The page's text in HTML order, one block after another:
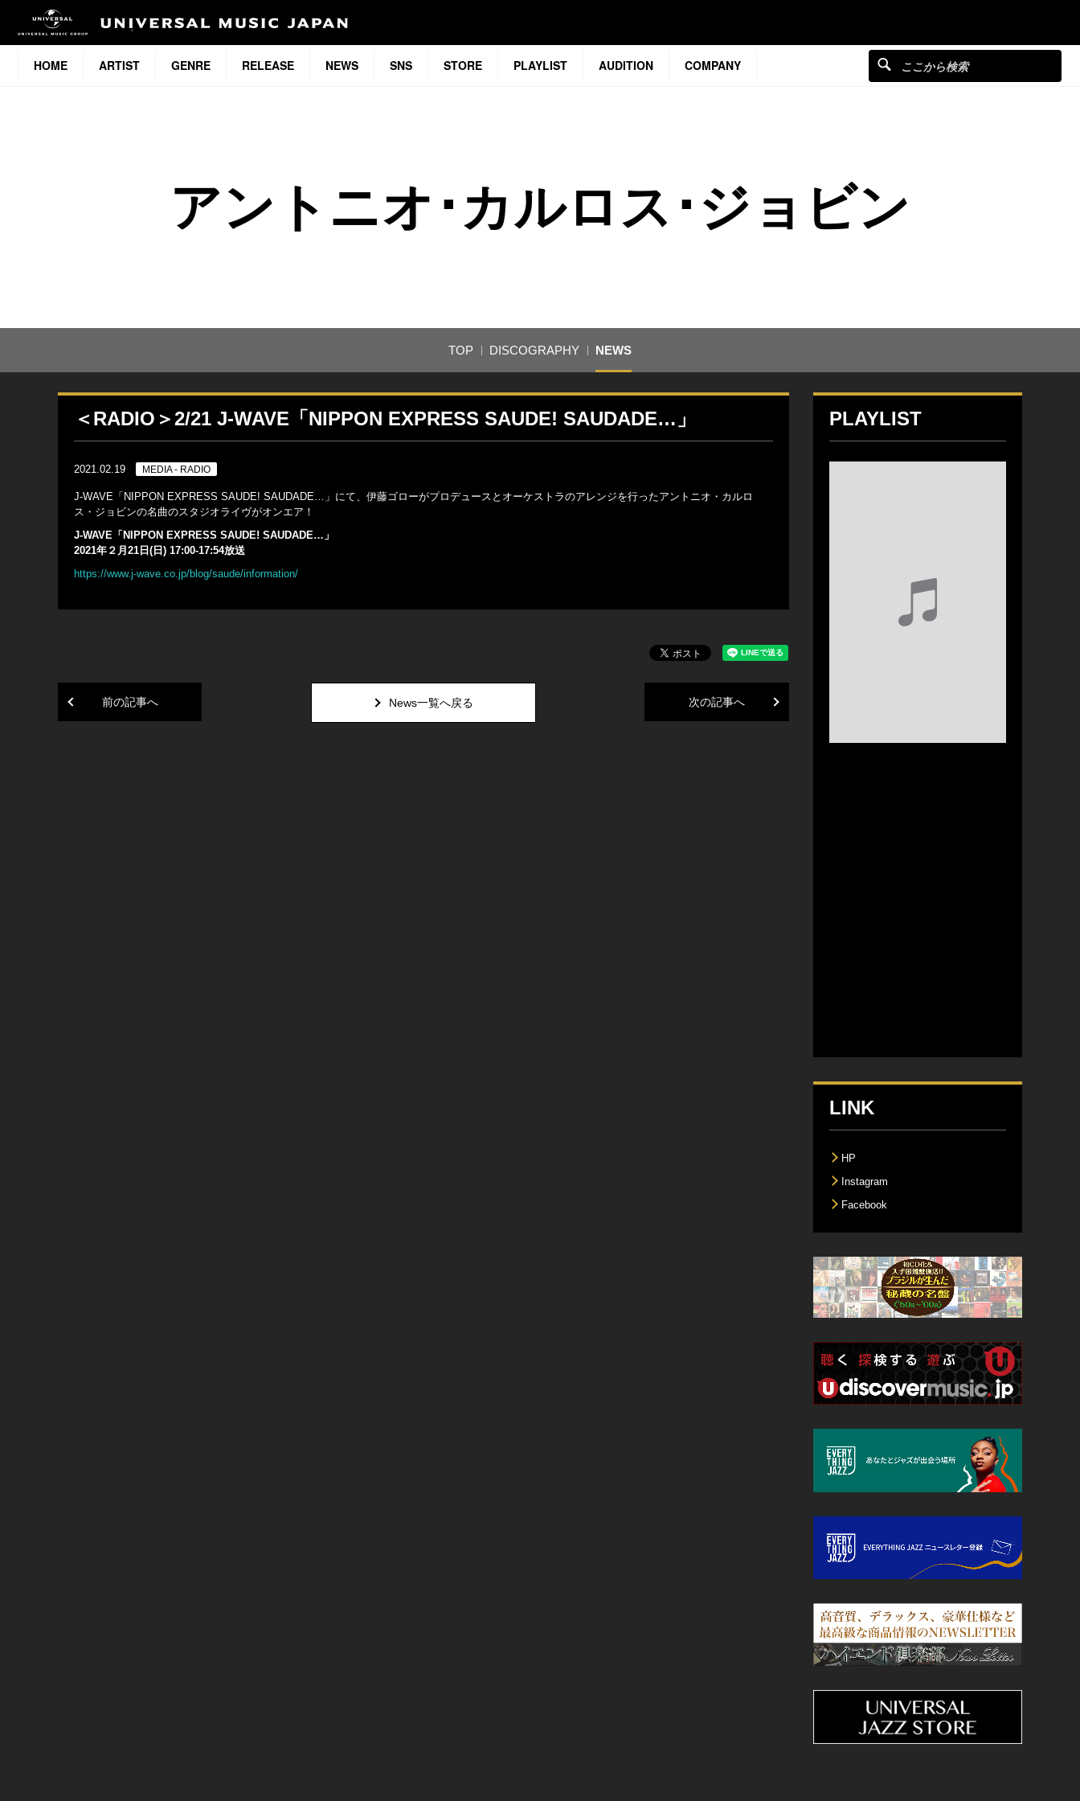
HOME ARTIST GENRE RELEASE NEWS SNS STORE PLAYLIST AUDITION COMPANY
アントニオ･カルロス･ジョビン
TOP DISCOGRAPHY NEWS
＜RADIO＞2/21 J-WAVE「NIPPON EXPRESS SAUDE! SAUDADE…」
2021.02.19 MEDIA - RADIO
J-WAVE「NIPPON EXPRESS SAUDE! SAUDADE…」にて、伊藤ゴローがプロデュースとオーケストラのアレンジを行ったアントニオ・カルロ
ス・ジョビンの名曲のスタジオライヴがオンエア！
J-WAVE「NIPPON EXPRESS SAUDE! SAUDADE…」
2021年２月21日(日) 17:00-17:54放送
https://www.j-wave.co.jp/blog/saude/information/
前の記事へ 次の記事へ
News一覧へ戻る
PLAYLIST
LINK
HP
Instagram
Facebook